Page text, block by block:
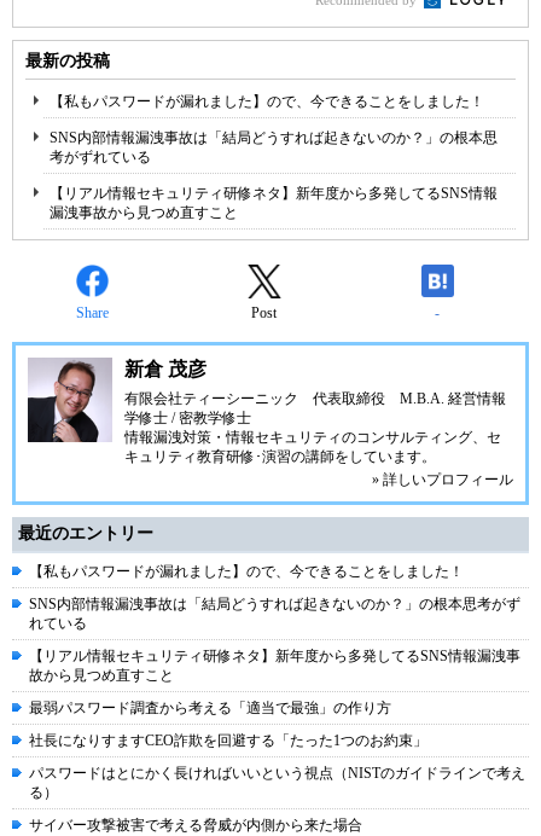
最新の投稿
【私もパスワードが漏れました】ので、今できることをしました！
SNS内部情報漏洩事故は「結局どうすれば起きないのか？」の根本思
考がずれている
【リアル情報セキュリティ研修ネタ】新年度から多発してるSNS情報
漏洩事故から見つめ直すこと
Share Post -
新倉 茂彦
有限会社ティーシーニック
代表取締役 M.B.A. 経営情報
学修士 / 密教学修士
情報漏洩対策・情報セキュリティのコンサルティング、セ
キュリティ教育研修･演習の講師をしています。
» 詳しいプロフィール
最近のエントリー
【私もパスワードが漏れました】ので、今できることをしました！
SNS内部情報漏洩事故は「結局どうすれば起きないのか？」の根本思考がず
れている
【リアル情報セキュリティ研修ネタ】新年度から多発してるSNS情報漏洩事
故から見つめ直すこと
最弱パスワード調査から考える「適当で最強」の作り方
社長になりすますCEO詐欺を回避する「たった1つのお約束」
パスワードはとにかく長ければいいという視点（NISTのガイドラインで考え
る）
サイバー攻撃被害で考える脅威が内側から来た場合